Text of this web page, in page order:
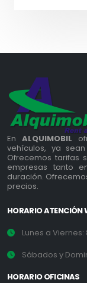
En ALQUIMOBIL
vehículos, ya
Ofrecemos tarifas
empresas tanto
duración.
precios.
HORARIO ATENCIÓN
Lunes a Viernes:
Sábados y
HORARIO OFICINAS